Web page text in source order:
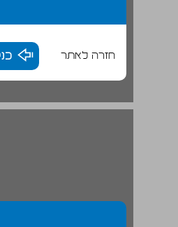
חזרה לאתר
'עולם המים' ... 17